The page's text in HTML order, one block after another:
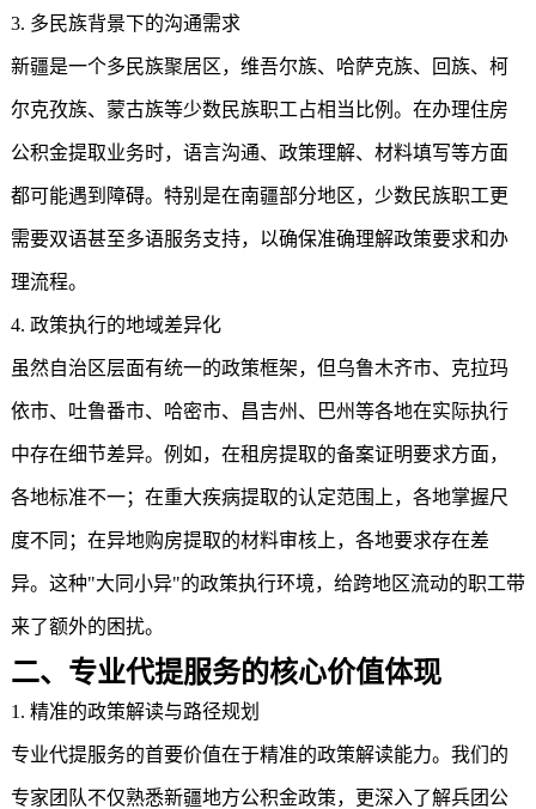
3. 多民族背景下的沟通需求
新疆是一个多民族聚居区，维吾尔族、哈萨克族、回族、柯
尔克孜族、蒙古族等少数民族职工占相当比例。在办理住房
公积金提取业务时，语言沟通、政策理解、材料填写等方面
都可能遇到障碍。特别是在南疆部分地区，少数民族职工更
需要双语甚至多语服务支持，以确保准确理解政策要求和办
理流程。
4. 政策执行的地域差异化
虽然自治区层面有统一的政策框架，但乌鲁木齐市、克拉玛
依市、吐鲁番市、哈密市、昌吉州、巴州等各地在实际执行
中存在细节差异。例如，在租房提取的备案证明要求方面，
各地标准不一；在重大疾病提取的认定范围上，各地掌握尺
度不同；在异地购房提取的材料审核上，各地要求存在差
异。这种"大同小异"的政策执行环境，给跨地区流动的职工带
来了额外的困扰。
二、专业代提服务的核心价值体现
1. 精准的政策解读与路径规划
专业代提服务的首要价值在于精准的政策解读能力。我们的
专家团队不仅熟悉新疆地方公积金政策，更深入了解兵团公